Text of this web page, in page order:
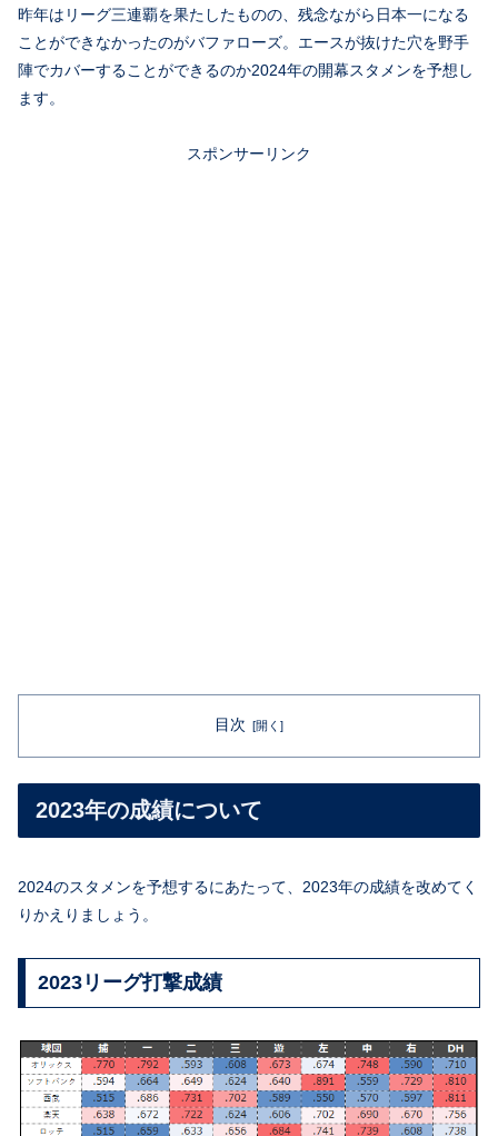
昨年はリーグ三連覇を果たしたものの、残念ながら日本一になる
ことができなかったのがバファローズ。エースが抜けた穴を野手
陣でカバーすることができるのか2024年の開幕スタメンを予想し
ます。
スポンサーリンク
目次
2023年の成績について
2024のスタメンを予想するにあたって、2023年の成績を改めてく
りかえりましょう。
2023リーグ打撃成績